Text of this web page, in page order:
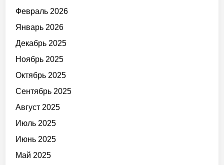
Февраль 2026
Январь 2026
Декабрь 2025
Ноябрь 2025
Октябрь 2025
Сентябрь 2025
Август 2025
Июль 2025
Июнь 2025
Май 2025